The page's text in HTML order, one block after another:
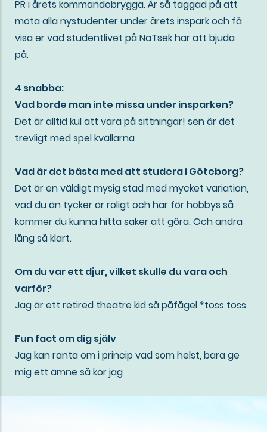
PR i årets kommandobrygga. Är så taggad på att
möta alla nystudenter under årets inspark och få
visa er vad studentlivet på NaTsek har att bjuda
på.
4 snabba:
Vad borde man inte missa under insparken?
Det är alltid kul att vara på sittningar! sen är det
trevligt med spel kvällarna
Vad är det bästa med att studera i Göteborg?
Det är en väldigt mysig stad med mycket variation,
vad du än tycker är roligt och har för hobbys så
kommer du kunna hitta saker att göra. Och andra
lång så klart.
Om du var ett djur, vilket skulle du vara och
varför?
Jag är ett retired theatre kid så påfågel *toss toss
Fun fact om dig själv
Jag kan ranta om i princip vad som helst, bara ge
mig ett ämne så kör jag